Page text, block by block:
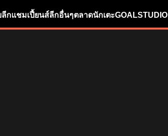
ลีกแชมเปี้ยนส์ลีกอื่นๆตลาดนักเตะGOALSTUDIO